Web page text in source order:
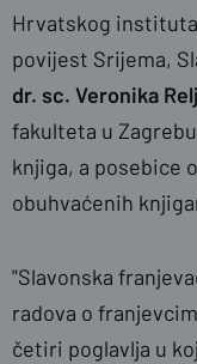
Hrvatskog
povijest Srijema,
dr. sc. Veronika
fakulteta u
knjiga, a posebice
obuhvaćenih
"Slavonska
radova o
četiri poglavlja u